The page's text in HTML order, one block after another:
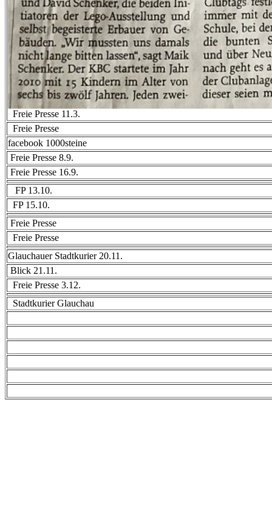
Freie Presse 11.3.
Freie Presse
facebook 1000steine
Freie Presse 8.9.
Freie Presse 16.9.
FP 13.10.
FP 15.10.
Freie Presse
Freie Presse
Glauchauer Stadtkurier 20.11.
Blick 21.11.
Freie Presse 3.12.
Stadtkurier Glauchau